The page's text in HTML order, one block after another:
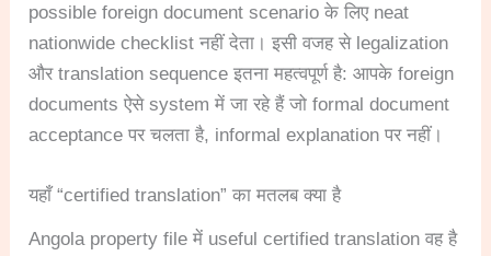
possible foreign document scenario के लिए neat
nationwide checklist नहीं देता। इसी वजह से legalization
और translation sequence इतना महत्वपूर्ण है: आपके foreign
documents ऐसे system में जा रहे हैं जो formal document
acceptance पर चलता है, informal explanation पर नहीं।
यहाँ “certified translation” का मतलब क्या है
Angola property file में useful certified translation वह है